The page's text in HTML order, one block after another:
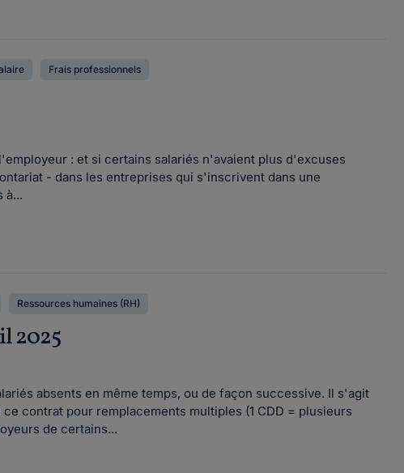
Frais professionnels
: et si certains salariés n'avaient plus d'excuses
- dans les entreprises qui s'inscrivent dans une
à...
Ressources humaines (RH)
2025
absents en même temps, ou de façon successive. Il s'agit
contrat pour remplacements multiples (1 CDD = plusieurs
de certains...